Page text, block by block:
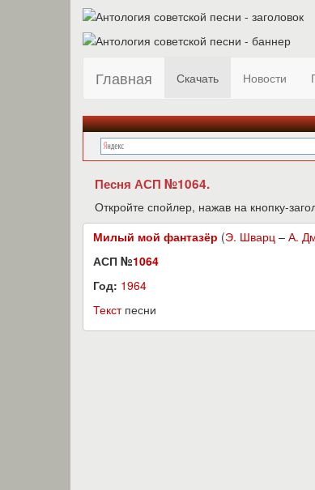
Главная Скачать Новости
Песня АСП №1064.
Откройте спойлер, нажав на кнопку-
Милый мой фантазёр (Э. Шварц – А.
АСП №1064
Год: 1964
Текстпесни